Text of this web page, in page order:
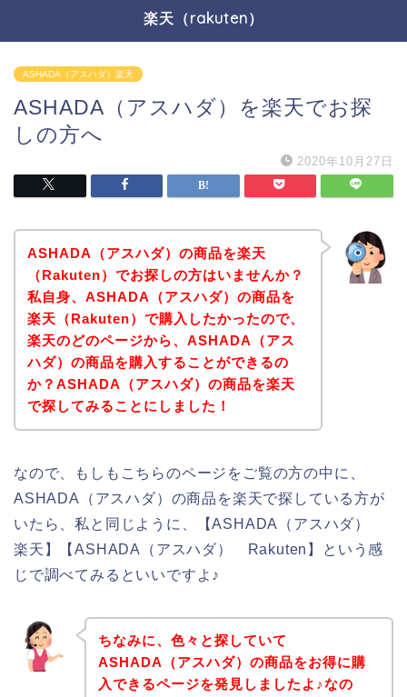
楽天（rakuten）
ASHADA（アスハダ）楽天
ASHADA（アスハダ）を楽天でお探
しの方へ
2020年10月27日
ASHADA（アスハダ）の商品を楽天
（Rakuten）でお探しの方はいませんか？
私自身、ASHADA（アスハダ）の商品を
楽天（Rakuten）で購入したかったので、
楽天のどのページから、ASHADA（アス
ハダ）の商品を購入することができるの
か？ASHADA（アスハダ）の商品を楽天
で探してみることにしました！
なので、もしもこちらのページをご覧の方の中に、
ASHADA（アスハダ）の商品を楽天で探している方が
いたら、私と同じように、【ASHADA（アスハダ）
楽天】【ASHADA（アスハダ） Rakuten】という感
じで調べてみるといいですよ♪
ちなみに、色々と探していて
ASHADA（アスハダ）の商品をお得に購
入できるページを発見しましたよ♪なの